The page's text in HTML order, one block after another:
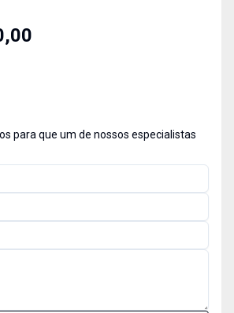
para que um de nossos especialistas